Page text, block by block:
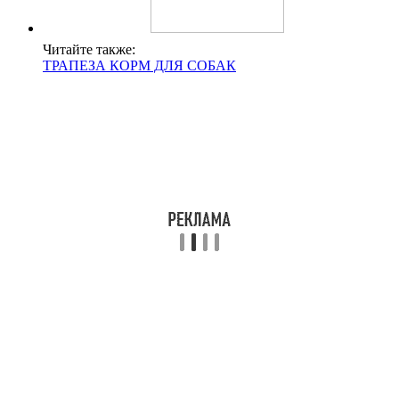
Читайте также:
ТРАПЕЗА КОРМ ДЛЯ СОБАК